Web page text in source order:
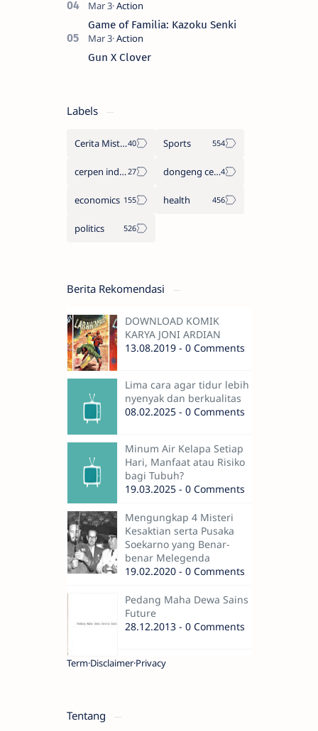
Game of Familia: Kazoku Senki
Gun X Clover
Labels
Cerita Misteri Sports
cerpen indonesia dongeng cerita legenda
economics health
politics
Berita Rekomendasi
DOWNLOAD KOMIK
KARYA JONI ARDIAN
13.08.2019 - 0 Comments
Lima cara agar tidur lebih
nyenyak dan berkualitas
08.02.2025 - 0 Comments
Minum Air Kelapa Setiap
Hari, Manfaat atau Risiko
bagi Tubuh?
19.03.2025 - 0 Comments
Mengungkap 4 Misteri
Kesaktian serta Pusaka
Soekarno yang Benar-
benar Melegenda
19.02.2020 - 0 Comments
Pedang Maha Dewa Sains
Future
28.12.2013 - 0 Comments
Term Disclaimer Privacy
Tentang